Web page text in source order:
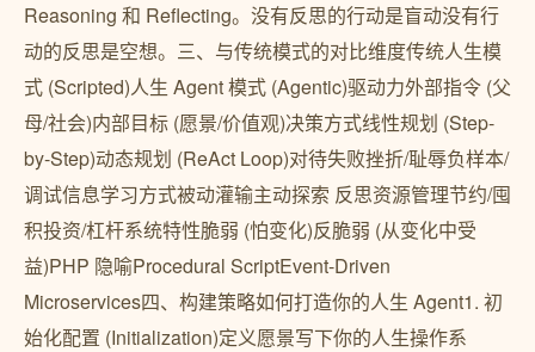
Reasoning 和 Reflecting。没有反思的行动是盲动没有行
动的反思是空想。三、与传统模式的对比维度传统人生模
式 (Scripted)人生 Agent 模式 (Agentic)驱动力外部指令 (父
母/社会)内部目标 (愿景/价值观)决策方式线性规划 (Step-
by-Step)动态规划 (ReAct Loop)对待失败挫折/耻辱负样本/
调试信息学习方式被动灌输主动探索 反思资源管理节约/囤
积投资/杠杆系统特性脆弱 (怕变化)反脆弱 (从变化中受
益)PHP 隐喻Procedural ScriptEvent-Driven
Microservices四、构建策略如何打造你的人生 Agent1. 初
始化配置 (Initialization)定义愿景写下你的人生操作系